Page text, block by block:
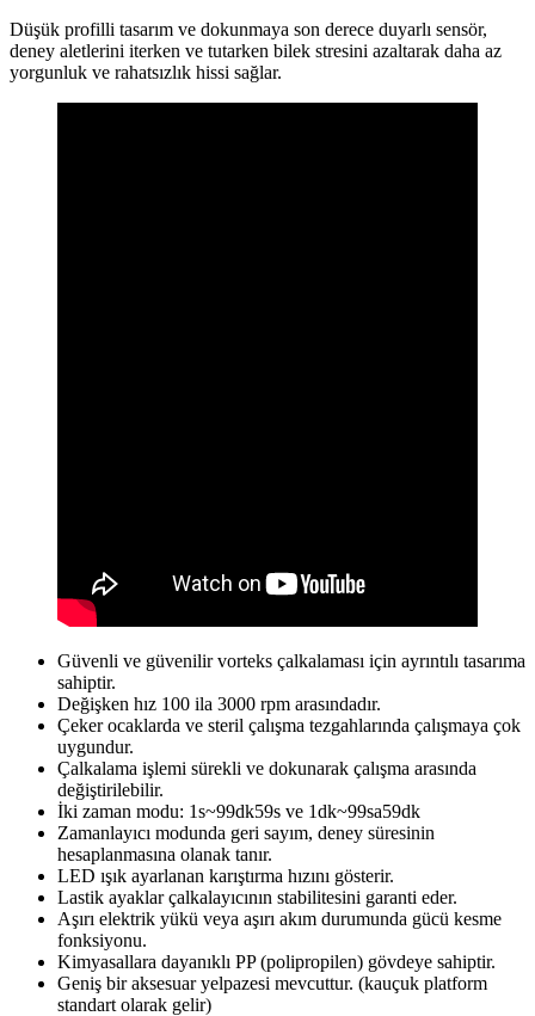
Düşük profilli tasarım ve dokunmaya son derece duyarlı sensör,
deney aletlerini iterken ve tutarken bilek stresini azaltarak daha az
yorgunluk ve rahatsızlık hissi sağlar.
Güvenli ve güvenilir vorteks çalkalaması için ayrıntılı tasarıma
sahiptir.
Değişken hız 100 ila 3000 rpm arasındadır.
Çeker ocaklarda ve steril çalışma tezgahlarında çalışmaya çok
uygundur.
Çalkalama işlemi sürekli ve dokunarak çalışma arasında
değiştirilebilir.
İki zaman modu: 1s~99dk59s ve 1dk~99sa59dk
Zamanlayıcı modunda geri sayım, deney süresinin
hesaplanmasına olanak tanır.
LED ışık ayarlanan karıştırma hızını gösterir.
Lastik ayaklar çalkalayıcının stabilitesini garanti eder.
Aşırı elektrik yükü veya aşırı akım durumunda gücü kesme
fonksiyonu.
Kimyasallara dayanıklı PP (polipropilen) gövdeye sahiptir.
Geniş bir aksesuar yelpazesi mevcuttur. (kauçuk platform
standart olarak gelir)